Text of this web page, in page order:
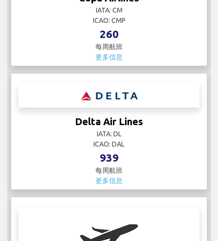
Copa
IATA:
ICAO:
2
更多信息
Copa Airlines
IATA: CM
ICAO: CMP
260